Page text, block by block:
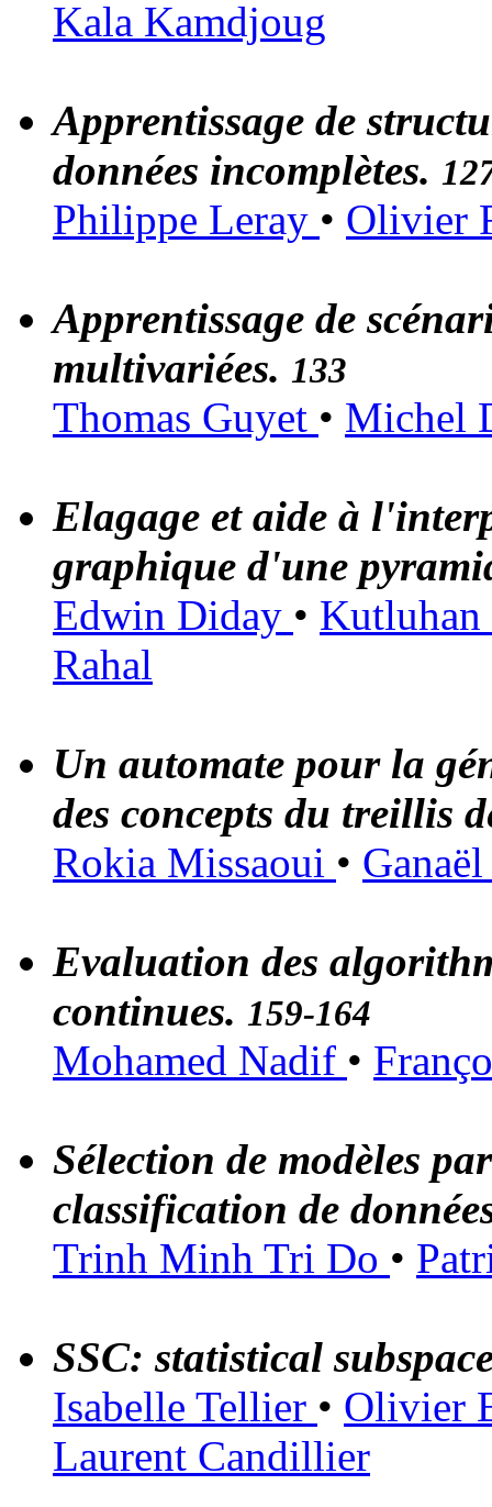
Kala Kamdjoug
Apprentissage de
données incomplètes.
Philippe Leray • Olivier
Apprentissage de
multivariées. 133
Thomas Guyet • Michel
Elagage et aide à
graphique d'une
Edwin Diday •
Rahal
Un automate pour la
des concepts du treillis
Rokia Missaoui •
Evaluation des
continues. 159-164
Mohamed Nadif •
Sélection de modèles
classification de
Trinh Minh Tri Do •
SSC: statistical
Isabelle Tellier • Olivier
Laurent Candillier